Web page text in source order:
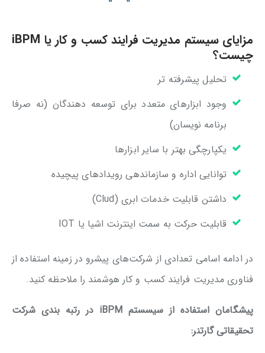
مزایای سیستم مدیریت فرایند کسب و کار یا iBPM
چیست؟
تحلیل پیشرفته تر
وجود ابزارهای متعدد برای توسعه دهندگان (نه صرفا
برنامه نویسان)
یکپارچگی بهتر با سایر ابزارها
توانایی اداره و سازماندهی رویدادهای پیچیده
داشتن قابلیت‌ خدمات ابری (Clud)
قابلیت حرکت به سمت اینترنت اشیا یا IOT
در ادامه اسامی تعدادی از شرکت‌های پیشرو در زمینه استفاده از
فناوری مدیریت فرایند کسب و کار هوشمند را ملاحظه کنید.
پیشگامان استفاده از سیسستم iBPM در رتبه بندی شرکت
تحقیقاتی گارتنر: